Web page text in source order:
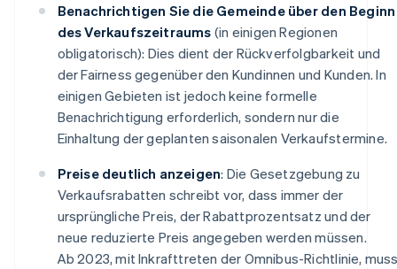
Benachrichtigen Sie die Gemeinde über den Beginn
des Verkaufszeitraums (in einigen Regionen
obligatorisch): Dies dient der Rückverfolgbarkeit und
der Fairness gegenüber den Kundinnen und Kunden. In
einigen Gebieten ist jedoch keine formelle
Benachrichtigung erforderlich, sondern nur die
Einhaltung der geplanten saisonalen Verkaufstermine.
Preise deutlich anzeigen: Die Gesetzgebung zu
Verkaufsrabatten schreibt vor, dass immer der
ursprüngliche Preis, der Rabattprozentsatz und der
neue reduzierte Preis angegeben werden müssen.
Ab 2023, mit Inkrafttreten der Omnibus-Richtlinie,